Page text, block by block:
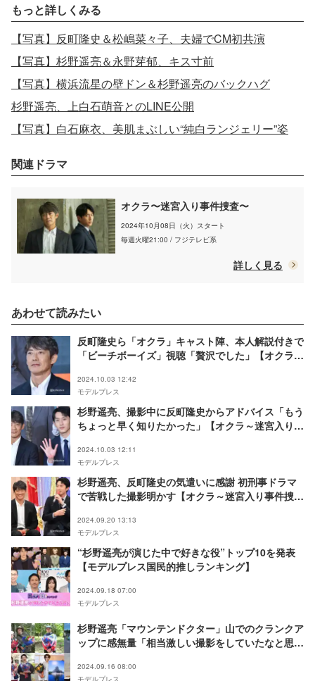
もっと詳しくみる
【写真】反町隆史＆松嶋菜々子、夫婦でCM初共演
【写真】杉野遥亮＆永野芽郁、キス寸前
【写真】横浜流星の壁ドン＆杉野遥亮のバックハグ
杉野遥亮、上白石萌音とのLINE公開
【写真】白石麻衣、美肌まぶしい“純白ランジェリー”姿
関連ドラマ
オクラ〜迷宮入り事件捜査〜
2024年10月08日（火）スタート
毎週火曜21:00 / フジテレビ系
詳しく見る
あわせて読みたい
反町隆史ら「オクラ」キャスト陣、本人解説付きで
「ビーチボーイズ」視聴「贅沢でした」【オクラ～
2024.10.03 12:42
モデルプレス
杉野遥亮、撮影中に反町隆史からアドバイス「もう
ちょっと早く知りたかった」【オクラ～迷宮入り事
2024.10.03 12:11
モデルプレス
杉野遥亮、反町隆史の気遣いに感謝 初刑事ドラマ
で苦戦した撮影明かす【オクラ～迷宮入り事件捜査
2024.09.20 13:13
モデルプレス
“杉野遥亮が演じた中で好きな役”トップ10を発表
【モデルプレス国民的推しランキング】
2024.09.18 07:00
モデルプレス
杉野遥亮「マウンテンドクター」山でのクランクア
ップに感無量「相当激しい撮影をしていたなと思い
2024.09.16 08:00
モデルプレス